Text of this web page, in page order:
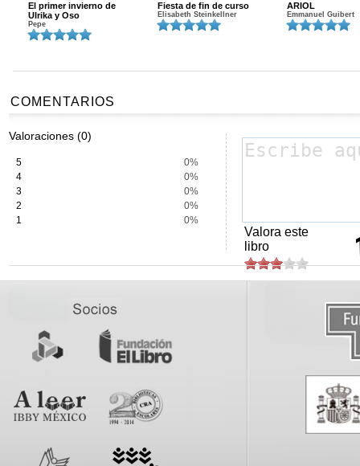
El primer invierno de
Ulrika y Oso
Pepe
Fiesta de fin de curso
Elisabeth Steinkellner
ARIOL
Emmanuel Guibert
COMENTARIOS
Valoraciones (0)
5
0%
4
0%
3
0%
2
0%
1
0%
Valora este
libro